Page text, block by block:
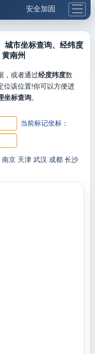
安全加固
更多工具
城市坐标查询、经纬度
南州
，或者通过经度纬度数
位该位置!你可以方便进
坐标查询。
当前标记坐标：
南京 天津 武汉 成都 长沙